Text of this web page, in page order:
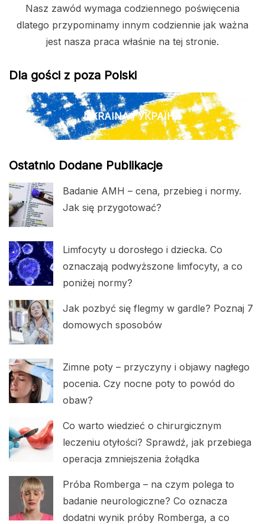
Nasz zawód wymaga codziennego poświęcenia
dlatego przypominamy innym codziennie jak ważna
jest nasza praca właśnie na tej stronie.
Dla gości z poza Polski
UKRAINA / УКРАЇНА
Ostatnio Dodane Publikacje
Badanie AMH – cena, przebieg i normy.
Jak się przygotować?
Limfocyty u dorosłego i dziecka. Co
oznaczają podwyższone limfocyty, a co
poniżej normy?
Jak pozbyć się flegmy w gardle? Poznaj 7
domowych sposobów
Zimne poty – przyczyny i objawy nagłego
pocenia. Czy nocne poty to powód do
obaw?
Co warto wiedzieć o chirurgicznym
leczeniu otyłości? Sprawdź, jak przebiega
operacja zmniejszenia żołądka
Próba Romberga – na czym polega to
badanie neurologiczne? Co oznacza
dodatni wynik próby Romberga, a co